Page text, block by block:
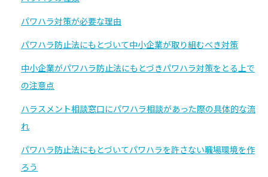
パワハラ対策が必要な理由
パワハラ防止法にもとづいて中小企業が取り組むべき対策
中小企業がパワハラ防止法にもとづきパワハラ対策をとる上で
の注意点
ハラスメント相談窓口にパワハラ相談があった際の具体的な流
れ
パワハラ防止法にもとづいてパワハラを許さない職場環境を作
ろう